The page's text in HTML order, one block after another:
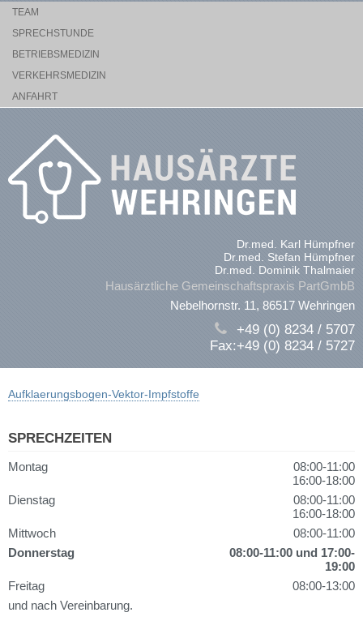
TEAM
SPRECHSTUNDE
BETRIEBSMEDIZIN
VERKEHRSMEDIZIN
ANFAHRT
Dr.med. Karl Hümpfner
Dr.med. Stefan Hümpfner
Dr.med. Dominik Thalmaier
Hausärztliche Gemeinschaftspraxis PartGmbB
Nebelhornstr. 11, 86517 Wehringen
+49 (0) 8234 / 5707
Fax:+49 (0) 8234 / 5727
Aufklaerungsbogen-Vektor-Impfstoffe
SPRECHZEITEN
Montag
08:00-11:00
16:00-18:00
Dienstag
08:00-11:00
16:00-18:00
Mittwoch
08:00-11:00
Donnerstag
08:00-11:00 und 17:00-
19:00
Freitag
08:00-13:00
und nach Vereinbarung.